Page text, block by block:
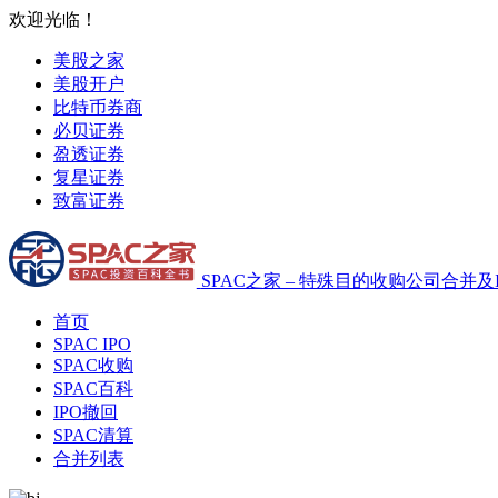
欢迎光临！
美股之家
美股开户
比特币券商
必贝证券
盈透证券
复星证券
致富证券
SPAC之家 – 特殊目的收购公司合并
首页
SPAC IPO
SPAC收购
SPAC百科
IPO撤回
SPAC清算
合并列表